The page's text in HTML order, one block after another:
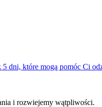
5 dni, które mogą pomóc Ci
i rozwiejemy wątpliwości.